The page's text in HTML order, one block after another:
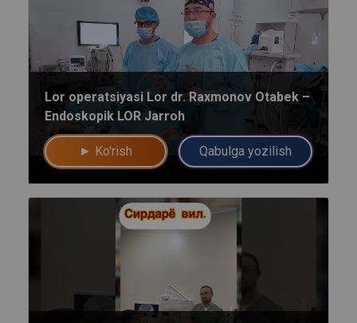
Lor operatsiyasi Lor dr. Raxmonov Otabek –
Endoskopik LOR Jarroh
► Ko'rish Qabulga yozilish
Umumiy chatimizga yozing